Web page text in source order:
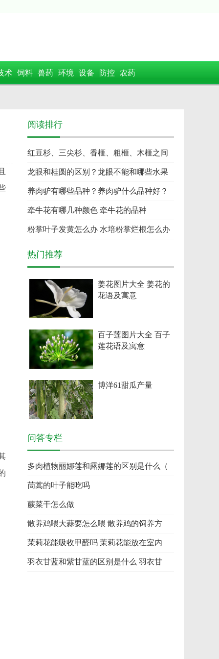
术 饲料 兽药 环境 设备 防控 农药
阅读排行
红豆杉、三尖杉、香榧、粗榧、木榧之间
的区
龙眼和桂圆的区别？龙眼不能和哪些水果
一起
养肉驴有哪些品种？养肉驴什么品种好？
牵牛花有哪几种颜色 牵牛花的品种
粉掌叶子发黄怎么办 水培粉掌烂根怎么办
热门推荐
姜花图片大全 姜花的
花语及寓意
百子莲图片大全 百子
莲花语及寓意
博洋61甜瓜产量
问答专栏
多肉植物丽娜莲和露娜莲的区别是什么（
茼蒿的叶子能吃吗
蕨菜干怎么做
散养鸡喂大蒜要怎么喂 散养鸡的饲养方
茉莉花能吸收甲醛吗 茉莉花能放在室内
羽衣甘蓝和紫甘蓝的区别是什么 羽衣甘